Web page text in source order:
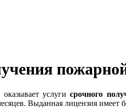
услугисрочного
Выданная лицензия имеет